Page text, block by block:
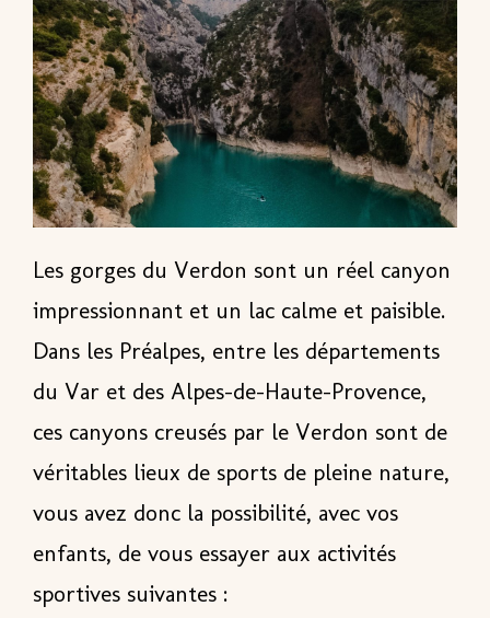
Les gorges du Verdon sont un réel canyon
impressionnant et un lac calme et paisible.
Dans les Préalpes, entre les départements
du Var et des Alpes-de-Haute-Provence,
ces canyons creusés par le Verdon sont de
véritables lieux de sports de pleine nature,
vous avez donc la possibilité, avec vos
enfants, de vous essayer aux activités
sportives suivantes :